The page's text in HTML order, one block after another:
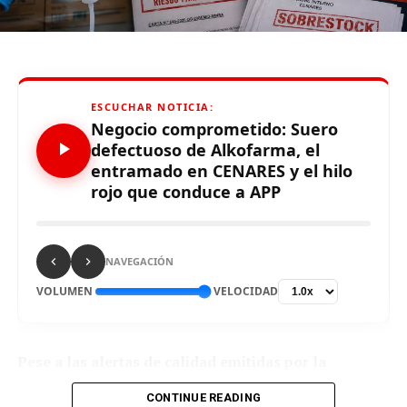
LO QUE DEBE SABER
Source link
Comparte esto:
ESCUCHAR NOTICIA:
Negocio comprometido: Suero
defectuoso de Alkofarma, el
entramado en CENARES y el hilo
rojo que conduce a APP
NAVEGACIÓN
VOLUMEN VELOCIDAD
DIGEMID sobre un suero de procedencia china,
CONTINUE READING